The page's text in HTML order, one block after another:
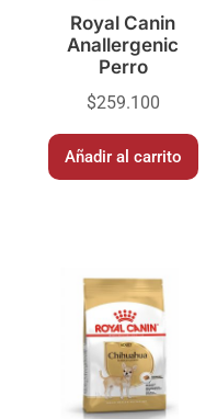
Royal Canin
Anallergenic
Perro
$259.100
Añadir al carrito